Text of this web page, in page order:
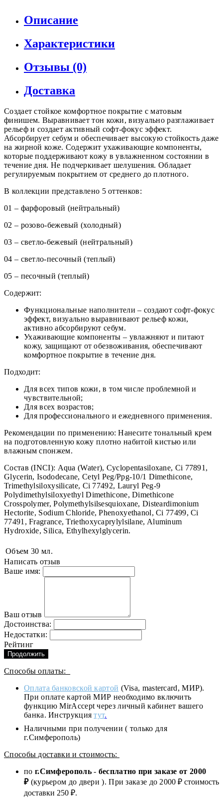
Описание
Характеристики
Отзывы (0)
Доставка
Создает стойкое комфортное покрытие с матовым
финишем. Выравнивает тон кожи, визуально разглаживает
рельеф и создает активный софт-фокус эффект.
Абсорбирует себум и обеспечивает высокую стойкость даже
на жирной коже. Содержит ухаживающие компоненты,
которые поддерживают кожу в увлажненном состоянии в
течение дня. Не подчеркивает шелушения. Обладает
регулируемым покрытием от среднего до плотного.
В коллекции представлено 5 оттенков:
01 – фарфоровый (нейтральный)
02 – розово-бежевый (холодный)
03 – светло-бежевый (нейтральный)
04 – светло-песочный (теплый)
05 – песочный (теплый)
Содержит:
Функциональные наполнители – создают софт-фокус
эффект, визуально выравнивают рельеф кожи,
активно абсорбируют себум.
Ухаживающие компоненты – увлажняют и питают
кожу, защищают от обезвоживания, обеспечивают
комфортное покрытие в течение дня.
Подходит:
Для всех типов кожи, в том числе проблемной и
чувствительной;
Для всех возрастов;
Для профессионального и ежедневного применения.
Рекомендации по применению: Нанесите тональный крем
на подготовленную кожу плотно набитой кистью или
влажным спонжем.
Состав (INCI): Aqua (Water), Cyclopentasiloxane, Ci 77891,
Glycerin, Isododecane, Cetyl Peg/Ppg-10/1 Dimethicone,
Trimethylsiloxysilicate, Ci 77492, Lauryl Peg-9
Polydimethylsiloxyethyl Dimethicone, Dimethicone
Crosspolymer, Polymethylsilsesquioxane, Disteardimonium
Hectorite, Sodium Chloride, Phenoxyethanol, Ci 77499, Ci
77491, Fragrance, Triethoxycaprylylsilane, Aluminum
Hydroxide, Silica, Ethylhexylglycerin.
Объем 30 мл.
Написать отзыв
Ваше имя:
Ваш отзыв
Достоинства:
Недостатки:
Рейтинг
Продолжить
Способы оплаты:
Оплата банковской картой (Visa, mastercard, МИР).
При оплате картой МИР необходимо включить
функцию MirAccept через личный кабинет вашего
банка. Инструкциятут.
Наличными при получении ( только для
г.Симферополь)
Способы доставки и стоимость:
по г.Симферополь- бесплатно при заказе от 2000
₽(курьером до двери ). При заказе до 2000 ₽ стоимость
доставки 250 ₽.